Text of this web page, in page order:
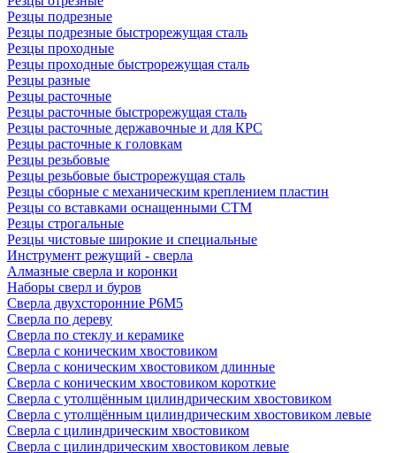
Резцы подрезные
Резцы подрезные быстрорежущая сталь
Резцы проходные
Резцы проходные быстрорежущая сталь
Резцы разные
Резцы расточные
Резцы расточные быстрорежущая сталь
Резцы расточные державочные и для КРС
Резцы расточные к головкам
Резцы резьбовые
Резцы резьбовые быстрорежущая сталь
Резцы сборные с механическим креплением пластин
Резцы со вставками оснащенными СТМ
Резцы строгальные
Резцы чистовые широкие и специальные
Инструмент режущий - сверла
Алмазные сверла и коронки
Наборы сверл и буров
Сверла двухсторонние Р6М5
Сверла по дереву
Сверла по стеклу и керамике
Сверла с коническим хвостовиком
Сверла с коническим хвостовиком длинные
Сверла с коническим хвостовиком короткие
Сверла с утолщённым цилиндрическим хвостовиком
Сверла с утолщённым цилиндрическим хвостовиком левые
Сверла с цилиндрическим хвостовиком
Сверла с цилиндрическим хвостовиком левые